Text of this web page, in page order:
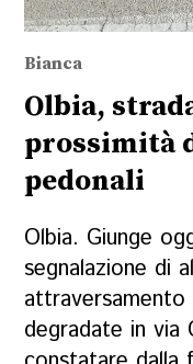
Bianca
Olbia,
prossimità
pedonali
Olbia. Giunge
segnalazione di
attraversamento
degradate in via